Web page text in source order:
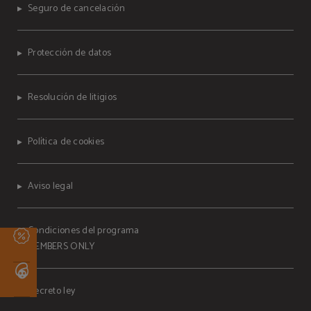
Seguro de cancelación
Protección de datos
Resolución de litigios
Política de cookies
Aviso legal
Condiciones del programa
MEMBERS ONLY
Decreto ley